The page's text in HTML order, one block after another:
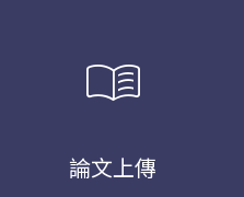
menu_book
論文上傳